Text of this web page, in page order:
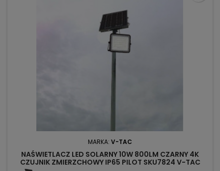
MARKA: V-TAC
NAŚWIETLACZ LED SOLARNY 10W 800LM CZARNY 4K
CZUJNIK ZMIERZCHOWY IP65 PILOT SKU7824 V-TAC